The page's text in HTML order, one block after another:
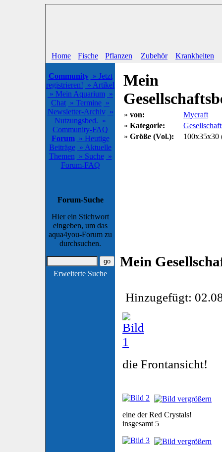
Home Fische Pflanzen Zubehör Krankheiten
Community » Jetzt
registrieren! » Artikel
» Mein Aquarium »
Chat » Termine »
Newsletter-Archiv »
Nutzungsbed. »
Community-FAQ
Forum » Heutige
Beiträge » Aktuelle
Themen » Suche »
Forum-FAQ
Forum-Suche
Hier ein Stichwort
eingeben, um das
aqua4you-Forum zu
durchsuchen.
Erweiterte Suche
Mein
» von:
Mycraft
» Kategorie:
» Größe (Vol.): 100x35x30
Mein
Hinzugefügt:
die Frontansicht!
eine der Red Crystals!
insgesamt 5